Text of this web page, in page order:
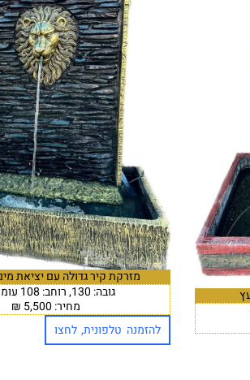
מזרקת קיר גדולה עם יציאת
גובה: 130, רוחב: 108 עומק: 58
מחיר: 5,500 ₪
להזמנה טלפונית, לחצו